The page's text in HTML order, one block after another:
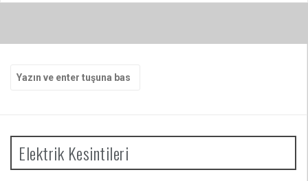
yap:
Elektrik Kesintileri